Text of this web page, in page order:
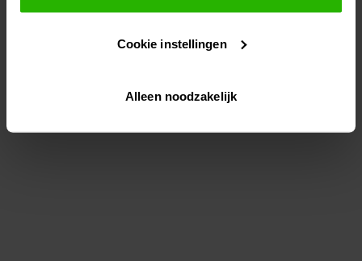
gepersonaliseerde advertenties te plaatsen.
Lees hier meer over in onsprivacybeleid
Via "Cookie instellingen" kun je ook zelf instellen welke
Cookie instellingen
Alleen noodzakelijk